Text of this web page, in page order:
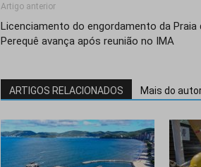
Artigo anterior
Licenciamento do engordamento da Praia
Perequê avança após reunião no IMA
ARTIGOS RELACIONADOS Mais do